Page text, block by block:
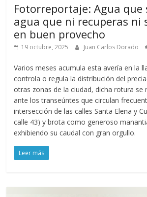
Fotorreportaje: Agua que
agua que ni recuperas ni
en buen provecho
19 octubre, 2025 Juan Carlos Dorado
Varios meses acumula esta avería en la
controla o regula la distribución del
otras zonas de la ciudad, dicha rotura se
ante los transeúntes que circulan
intersección de las calles Santa Elena y
calle 43) y brota como generoso
exhibiendo su caudal con gran orgullo.
Leer más